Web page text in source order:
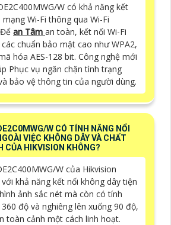
W có khả năng kết
Wi-Fi thông qua Wi-Fi
an Tâm an toàn, kết nối Wi-Fi
chuẩn bảo mật cao như WPA2,
hóa AES-128 bit. Công nghệ mới
Phục vụ ngăn chặn tình trạng
bảo vệ thông tin của người dùng.
W CÓ TÍNH NĂNG NỔI
VIỆC KHÔNG DÂY VÀ CHẤT
CỦA HIKVISION KHÔNG?
W của Hikvision
khả năng kết nối không dây tiện
ảnh sắc nét mà còn có tính
độ và nghiêng lên xuống 90 độ,
toàn cảnh một cách linh hoạt.